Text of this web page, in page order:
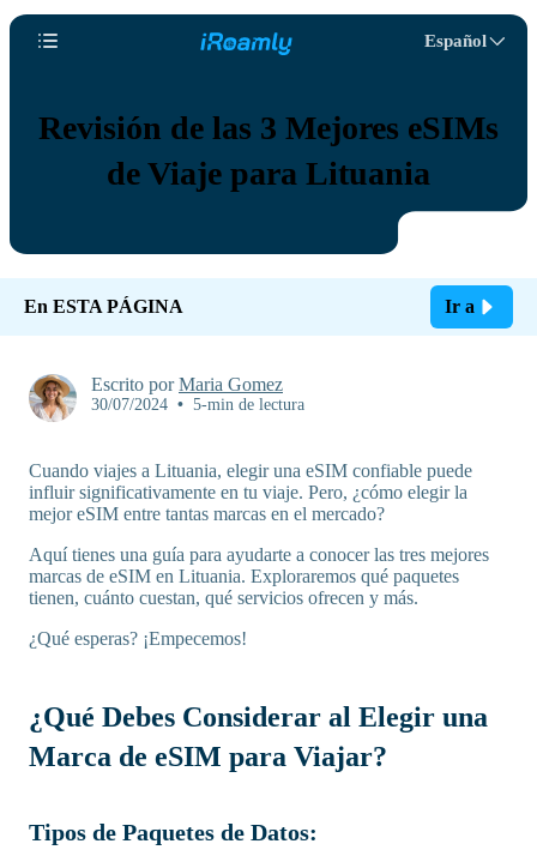
Español
Revisión de las 3 Mejores eSIMs
de Viaje para Lituania
En ESTA PÁGINA Ir a
Escrito porMaria Gomez
30/07/2024 • 5-min de lectura
Cuando viajes a Lituania, elegir una eSIM confiable puede
influir significativamente en tu viaje. Pero, ¿cómo elegir la
mejor eSIM entre tantas marcas en el mercado?
Aquí tienes una guía para ayudarte a conocer las tres mejores
marcas de eSIM en Lituania. Exploraremos qué paquetes
tienen, cuánto cuestan, qué servicios ofrecen y más.
¿Qué esperas? ¡Empecemos!
¿Qué Debes Considerar al Elegir una
Marca de eSIM para Viajar?
Tipos de Paquetes de Datos: